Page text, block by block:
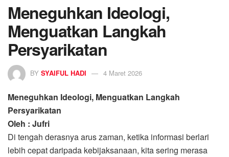
Meneguhkan Ideologi,
Menguatkan Langkah
Persyarikatan
BY SYAIFUL HADI 4 Maret 2026
Meneguhkan Ideologi, Menguatkan Langkah
Persyarikatan
Oleh : Jufri
Di tengah derasnya arus zaman, ketika informasi berlari
lebih cepat daripada kebijaksanaan, kita sering merasa